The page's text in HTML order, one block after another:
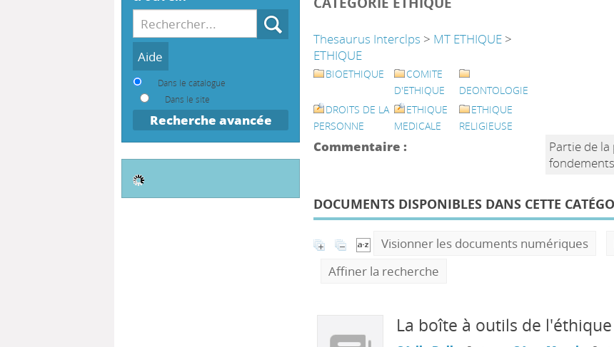
Thesaurus Interclps > MT ETHIQUE >
ETHIQUE
BIOETHIQUE
COMITE
D'ETHIQUE
DEONTOLOGIE
DROITS DE LA
PERSONNE
ETHIQUE
MEDICALE
ETHIQUE
RELIGIEUSE
Commentaire :
Partie de
DOCUMENTS DISPONIBLES DANS CETTE
Visionner les documents numériques
Affiner la recherche
La boîte à outils de l'éthique
Recherche
Dans le catalogue
Dans le site
Recherche avancée